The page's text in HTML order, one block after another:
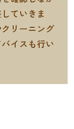
ていきま
リーニング
イスも行い